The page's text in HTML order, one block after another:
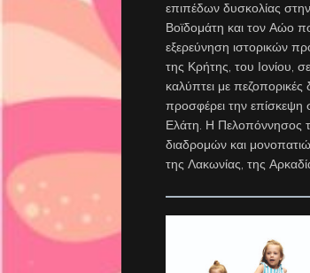
επιπέδων δυσκολίας
Βοϊδομάτη και τον Αώο
εξερεύνηση ιστορικών
της Κρήτης, του Ιονίου,
καλύπτει με
προσφέρει την
Ελάτη. Η Πελοπόννησος
διαδρομών και
της Λακωνίας, της